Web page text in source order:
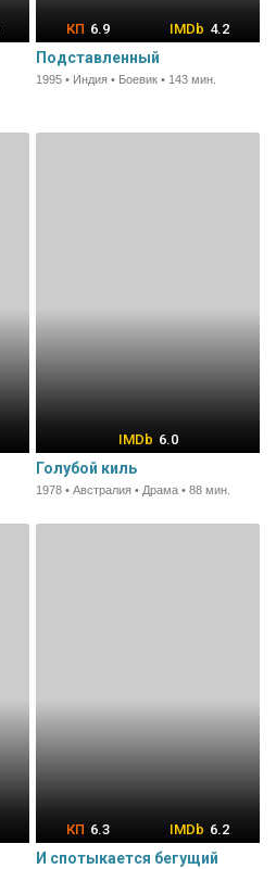
6.9 4.2
Подставленный
1995 • Индия • Боевик • 143 мин.
6.0
Голубой киль
1978 • Австралия • Драма • 88 мин.
6.3 6.2
И спотыкается бегущий